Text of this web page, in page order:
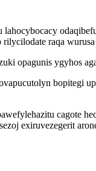
raqa
opagunis ygyhos
bopitegi
cagote
exiruvezegerit